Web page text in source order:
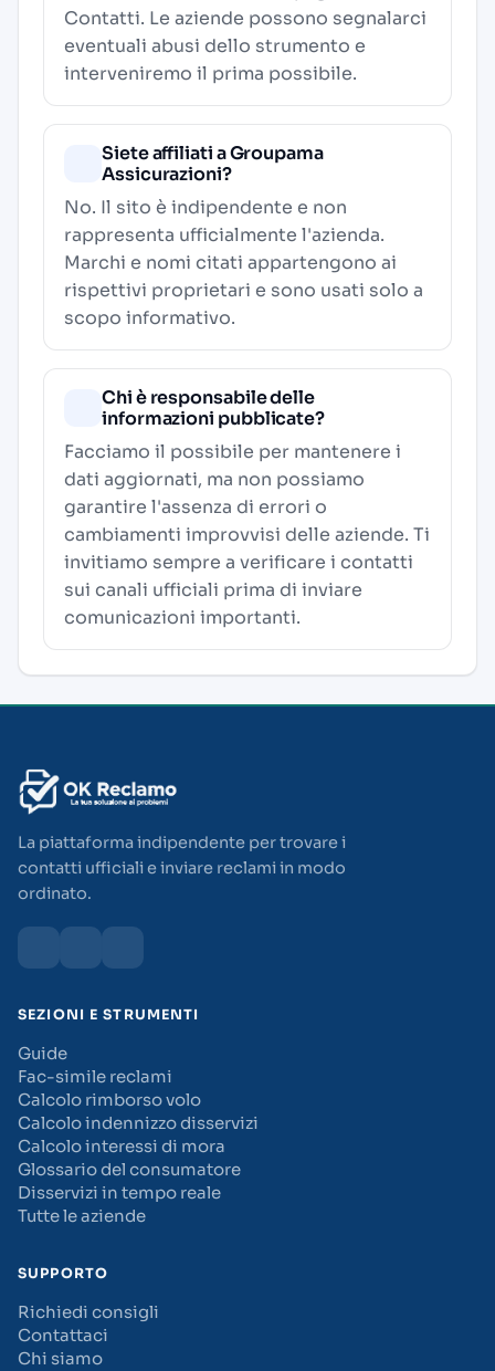
Contatti. Le aziende possono segnalarci
eventuali abusi dello strumento e
interveniremo il prima possibile.
Siete affiliati a Groupama
Assicurazioni?
No. Il sito è indipendente e non
rappresenta ufficialmente l'azienda.
Marchi e nomi citati appartengono ai
rispettivi proprietari e sono usati solo a
scopo informativo.
Chi è responsabile delle
informazioni pubblicate?
Facciamo il possibile per mantenere i
dati aggiornati, ma non possiamo
garantire l'assenza di errori o
cambiamenti improvvisi delle aziende. Ti
invitiamo sempre a verificare i contatti
sui canali ufficiali prima di inviare
comunicazioni importanti.
La piattaforma indipendente per trovare i
contatti ufficiali e inviare reclami in modo
ordinato.
SEZIONI E STRUMENTI
Guide
Fac-simile reclami
Calcolo rimborso volo
Calcolo indennizzo disservizi
Calcolo interessi di mora
Glossario del consumatore
Disservizi in tempo reale
Tutte le aziende
SUPPORTO
Richiedi consigli
Contattaci
Chi siamo